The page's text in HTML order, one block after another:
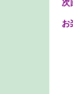
次
お